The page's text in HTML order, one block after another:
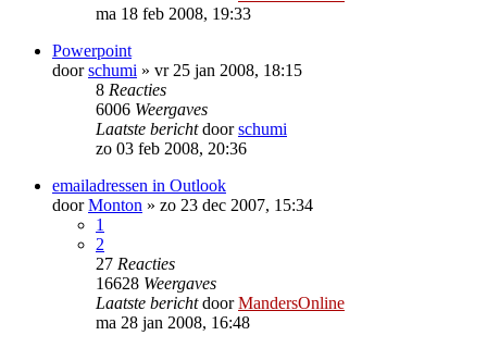
ma 18 feb 2008, 19:33
Powerpoint
doorschumi » vr 25 jan 2008, 18:15
8 Reacties
6006 Weergaves
Laatste berichtdoorschumi
zo 03 feb 2008, 20:36
emailadressen in Outlook
doorMonton » zo 23 dec 2007, 15:34
1
2
27 Reacties
16628 Weergaves
Laatste berichtdoorMandersOnline
ma 28 jan 2008, 16:48